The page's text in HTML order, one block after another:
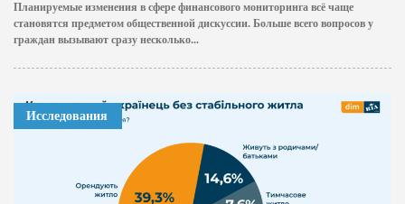
Планируемые изменения в сфере финансового мониторинга всё чаще
становятся предметом общественной дискуссии. Больше всего вопросов у
граждан вызывают сразу несколько...
Исследования